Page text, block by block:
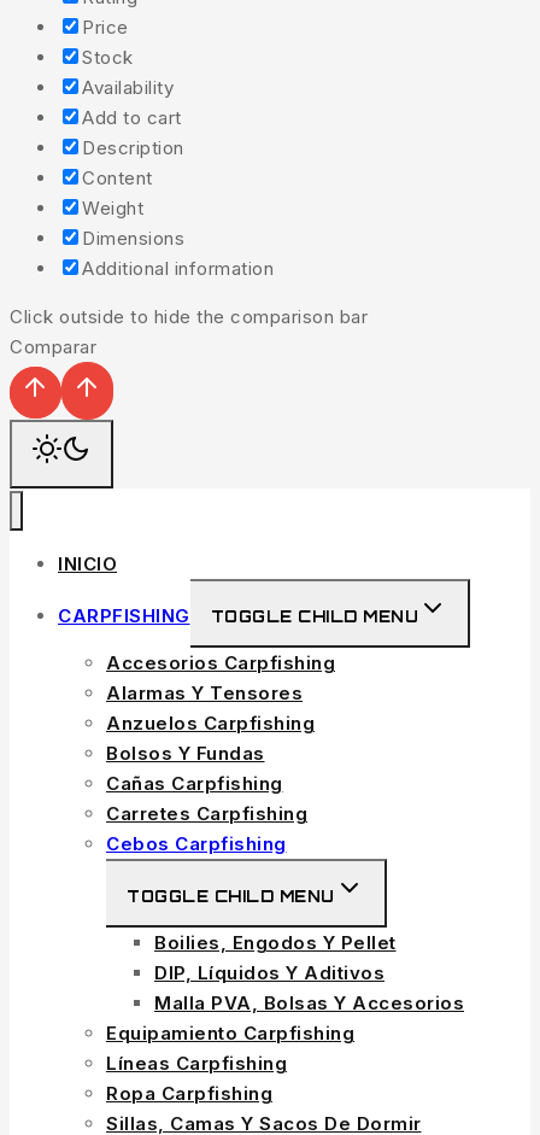
Price
Stock
Availability
Add to cart
Description
Content
Weight
Dimensions
Additional information
Click outside to hide the comparison bar
Comparar
INICIO
CARPFISHING TOGGLE CHILD MENU
Accesorios Carpfishing
Alarmas Y Tensores
Anzuelos Carpfishing
Bolsos Y Fundas
Cañas Carpfishing
Carretes Carpfishing
Cebos Carpfishing
TOGGLE CHILD MENU
Boilies, Engodos Y Pellet
DIP, Líquidos Y Aditivos
Malla PVA, Bolsas Y Accesorios
Equipamiento Carpfishing
Líneas Carpfishing
Ropa Carpfishing
Sillas, Camas Y Sacos De Dormir